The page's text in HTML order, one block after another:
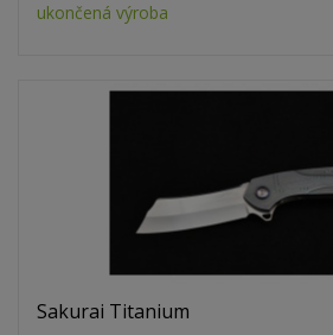
ukončená výroba
Sakurai Titanium